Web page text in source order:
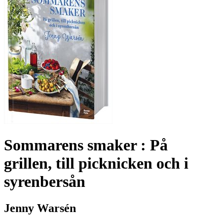
Sommarens smaker : På
grillen, till picknicken och i
syrenbersån
Jenny Warsén